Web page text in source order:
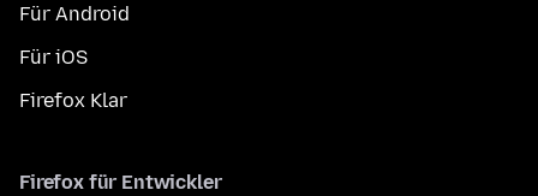
Für Android
Für iOS
Firefox Klar
Firefox für Entwickler